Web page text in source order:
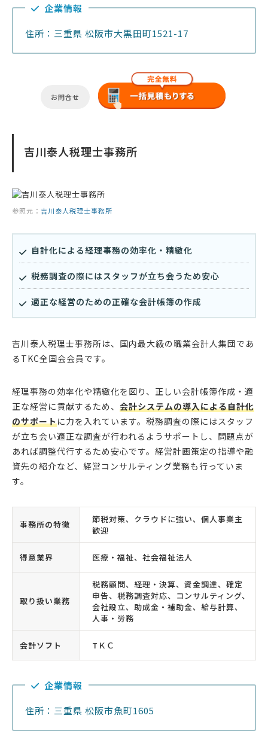
企業情報
住所：三重県 松阪市大黒田町1521-17
お問合せ
吉川泰人税理士事務所
参照元： 吉川泰人税理士事務所
自計化による経理事務の効率化・精緻化
税務調査の際にはスタッフが立ち会うため安心
適正な経営のための正確な会計帳簿の作成
吉川泰人税理士事務所は、国内最大級の職業会計人集団であ
るTKC全国会会員です。
経理事務の効率化や精緻化を図り、正しい会計帳簿作成・適
正な経営に貢献するため、 会計システムの導入による自計化
のサポートに力を入れています。税務調査の際にはスタッフ
が立ち会い適正な調査が行われるようサポートし、問題点が
あれば調整代行するため安心です。経営計画策定の指導や融
資先の紹介など、経営コンサルティング業務も行っていま
す。
事務所の特徴
節税対策、クラウドに強い、個人事業主
歓迎
得意業界 医療・福祉、社会福祉法人
取り扱い業務
税務顧問、経理・決算、資金調達、確定
申告、税務調査対応、コンサルティング、
会社設立、助成金・補助金、給与計算、
人事・労務
会計ソフト TＫＣ
企業情報
住所：三重県 松阪市魚町1605